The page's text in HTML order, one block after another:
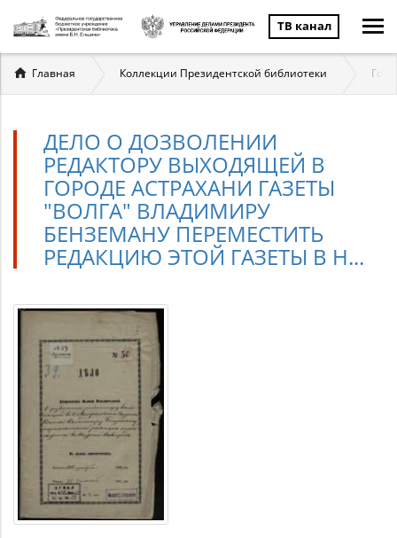
ТВ канал
Вы
здесь
Главная Коллекции Президентской библиотеки
ДЕЛО О ДОЗВОЛЕНИИ
РЕДАКТОРУ ВЫХОДЯЩЕЙ В
ГОРОДЕ АСТРАХАНИ ГАЗЕТЫ
"ВОЛГА" ВЛАДИМИРУ
БЕНЗЕМАНУ ПЕРЕМЕСТИТЬ
РЕДАКЦИЮ ЭТОЙ ГАЗЕТЫ В Н...